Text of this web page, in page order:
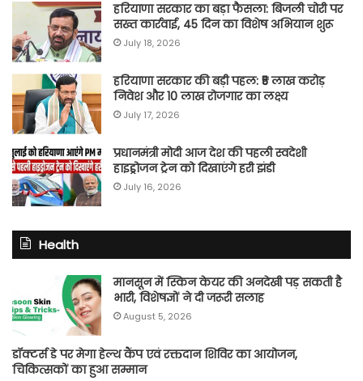
हरियाणा सरकार का बड़ा फैसला: बिजली चोरी पर
सख्त कार्रवाई, 45 दिन का विशेष अभियान शुरू
July 18, 2026
हरियाणा सरकार की बड़ी पहल: ₹5 लाख करोड़
निवेश और 10 लाख रोजगार का लक्ष्य
July 17, 2026
प्रधानमंत्री मोदी आज देश की पहली स्वदेशी
हाइड्रोजन ट्रेन को दिखाएंगे हरी झंडी
July 16, 2026
Health
मानसून में स्किन केयर की अनदेखी पड़ सकती है
भारी, विशेषज्ञों ने दी जरूरी सलाह
August 5, 2026
डॉक्टर्स डे पर मेगा हेल्थ कैंप एवं रक्तदान शिविर का आयोजन,
चिकित्सकों का हुआ सम्मान